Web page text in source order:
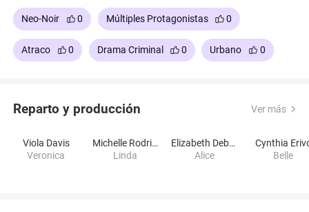
Neo-Noir 0 Múltiples Protagonistas 0
Atraco 0 Drama Criminal 0 Urbano 0
Reparto y producción Ver más
Viola Davis
Veronica
Michelle Rodriguez
Linda
Elizabeth Debicki
Alice
Cynthia
Belle